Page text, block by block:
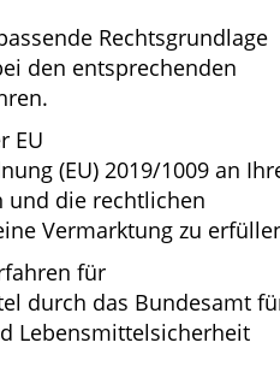
Rechtsgrundlage
den entsprechenden
EU
(EU) 2019/1009 an
und die rechtlichen
Vermarktung zu
für
durch das Bundesamt
Lebensmittelsicherheit